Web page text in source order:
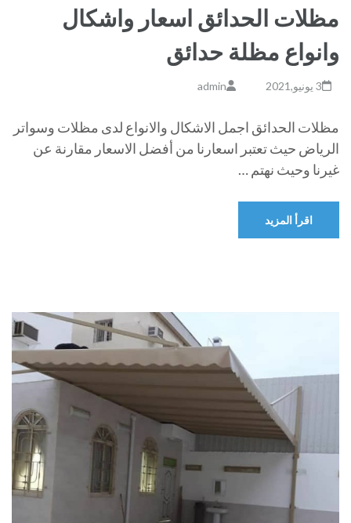
مظلات الحدائق اسعار واشكال
وانواع مظلة حدائق
3 يونيو,2021 admin
مظلات الحدائق اجمل الاشكال والانواع لدى مظلات وسواتر
الرياض حيث تعتبر اسعارنا من أفضل الاسعار مقارنة عن
غيرنا وحيث نهتم …
اقرأ المزيد